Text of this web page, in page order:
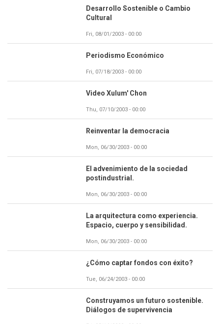
Desarrollo Sostenible o Cambio
Cultural
Fri, 08/01/2003 - 00:00
Periodismo Económico
Fri, 07/18/2003 - 00:00
Video Xulum' Chon
Thu, 07/10/2003 - 00:00
Reinventar la democracia
Mon, 06/30/2003 - 00:00
El advenimiento de la sociedad
postindustrial.
Mon, 06/30/2003 - 00:00
La arquitectura como experiencia.
Espacio, cuerpo y sensibilidad.
Mon, 06/30/2003 - 00:00
¿Cómo captar fondos con éxito?
Tue, 06/24/2003 - 00:00
Construyamos un futuro sostenible.
Diálogos de supervivencia